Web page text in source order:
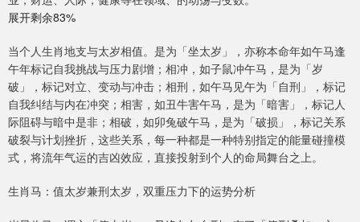
展开剩余83%
当个人生肖地支与太岁相值。是为「坐太岁」，亦称本命年如午马逢
午年标记自我挑战与压力剧增；相冲，如子鼠冲午马，是为「岁
破」，标记对立、变动与冲击；相刑，如午马见午为「自刑」，标记
自我纠结与内在冲突；相害，如丑牛害午马，是为「暗害」，标记人
际阻碍与暗中是非；相破，如卯兔破午马，是为「破损」，标记关系
破裂与计划挫折，这些关系，每一种都是一种特别指定的能量碰撞模
式，将流年气运的吉凶效应，直接投射到个人的命局舞台之上。
生肖马：值太岁兼刑太岁，双重压力下的运势分析